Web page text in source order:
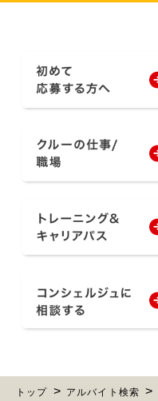
トップ アルバイト検索